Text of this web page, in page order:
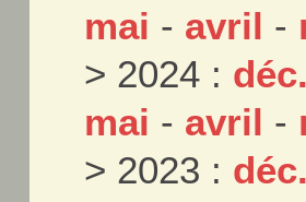
mai - avril -
> 2024 : déc.
mai - avril -
> 2023 : déc.